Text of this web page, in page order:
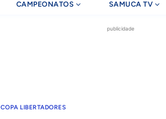
CAMPEONATOS SAMUCA TV
publicidade
COPA LIBERTADORES